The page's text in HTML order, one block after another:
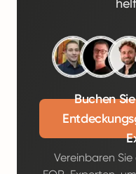
Buchen
Vereinbaren